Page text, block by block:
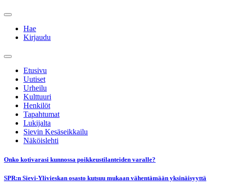
Hae
Kirjaudu
Etusivu
Uutiset
Urheilu
Kulttuuri
Henkilöt
Tapahtumat
Lukijalta
Sievin Kesäseikkailu
Näköislehti
Onko kotivarasi kunnossa poikkeustilanteiden varalle?
SPR:n Sievi-Ylivieskan osasto kutsuu mukaan vähentämään yksinäisyyttä